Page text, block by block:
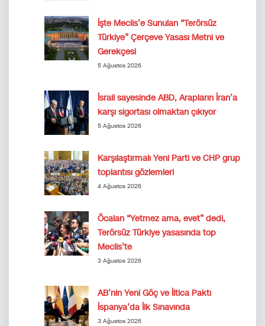
İşte Meclis’e Sunulan “Terörsüz
Türkiye” Çerçeve Yasası Metni ve
Gerekçesi
5 Ağustos 2026
İsrail sayesinde ABD, Arapların İran’a
karşı sigortası olmaktan çıkıyor
5 Ağustos 2026
Karşılaştırmalı Yeni Parti ve CHP grup
toplantısı gözlemleri
4 Ağustos 2026
Öcalan “Yetmez ama, evet” dedi,
Terörsüz Türkiye yasasında top
Meclis’te
3 Ağustos 2026
AB’nin Yeni Göç ve İltica Paktı
İspanya’da İlk Sınavında
3 Ağustos 2026